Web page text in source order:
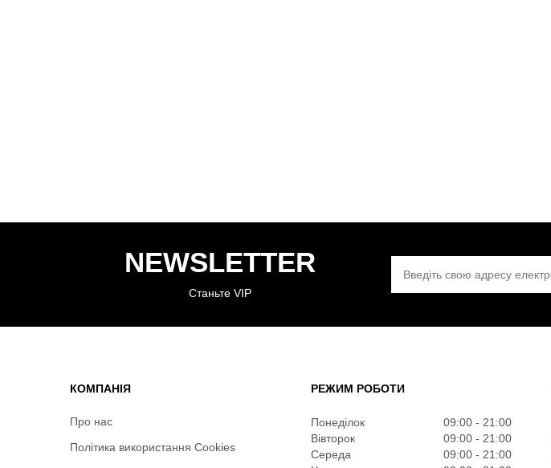
NEWSLETTER
Станьте VIP
КОМПАНІЯ
Про нас
Політика використання Cookies
РЕЖИМ РОБОТИ
Понеділок
09:00 - 21:00
Вівторок
09:00 - 21:00
Середа
09:00 - 21:00